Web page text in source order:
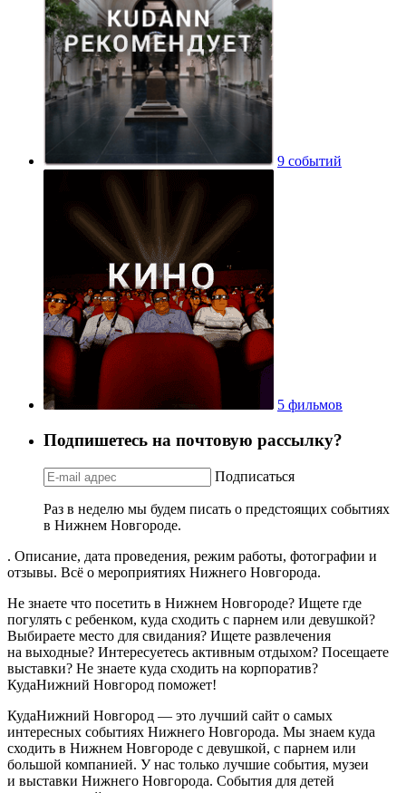
9 событий
5 фильмов
Подпишетесь на почтовую рассылку?
Подписаться
Раз в неделю мы будем писать о предстоящих событиях
в Нижнем Новгороде.
. Описание, дата проведения, режим работы, фотографии и
отзывы. Всё о мероприятиях Нижнего Новгорода.
Не знаете что посетить в Нижнем Новгороде? Ищете где
погулять с ребенком, куда сходить с парнем или девушкой?
Выбираете место для свидания? Ищете развлечения
на выходные? Интересуетесь активным отдыхом? Посещаете
выставки? Не знаете куда сходить на корпоратив?
КудаНижний Новгород поможет!
КудаНижний Новгород — это лучший сайт о самых
интересных событиях Нижнего Новгорода. Мы знаем куда
сходить в Нижнем Новгороде с девушкой, с парнем или
большой компанией. У нас только лучшие события, музеи
и выставки Нижнего Новгорода. События для детей